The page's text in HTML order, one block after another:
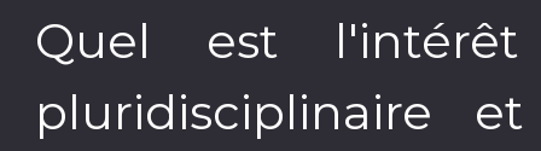
Quel est
pluridisciplinaire